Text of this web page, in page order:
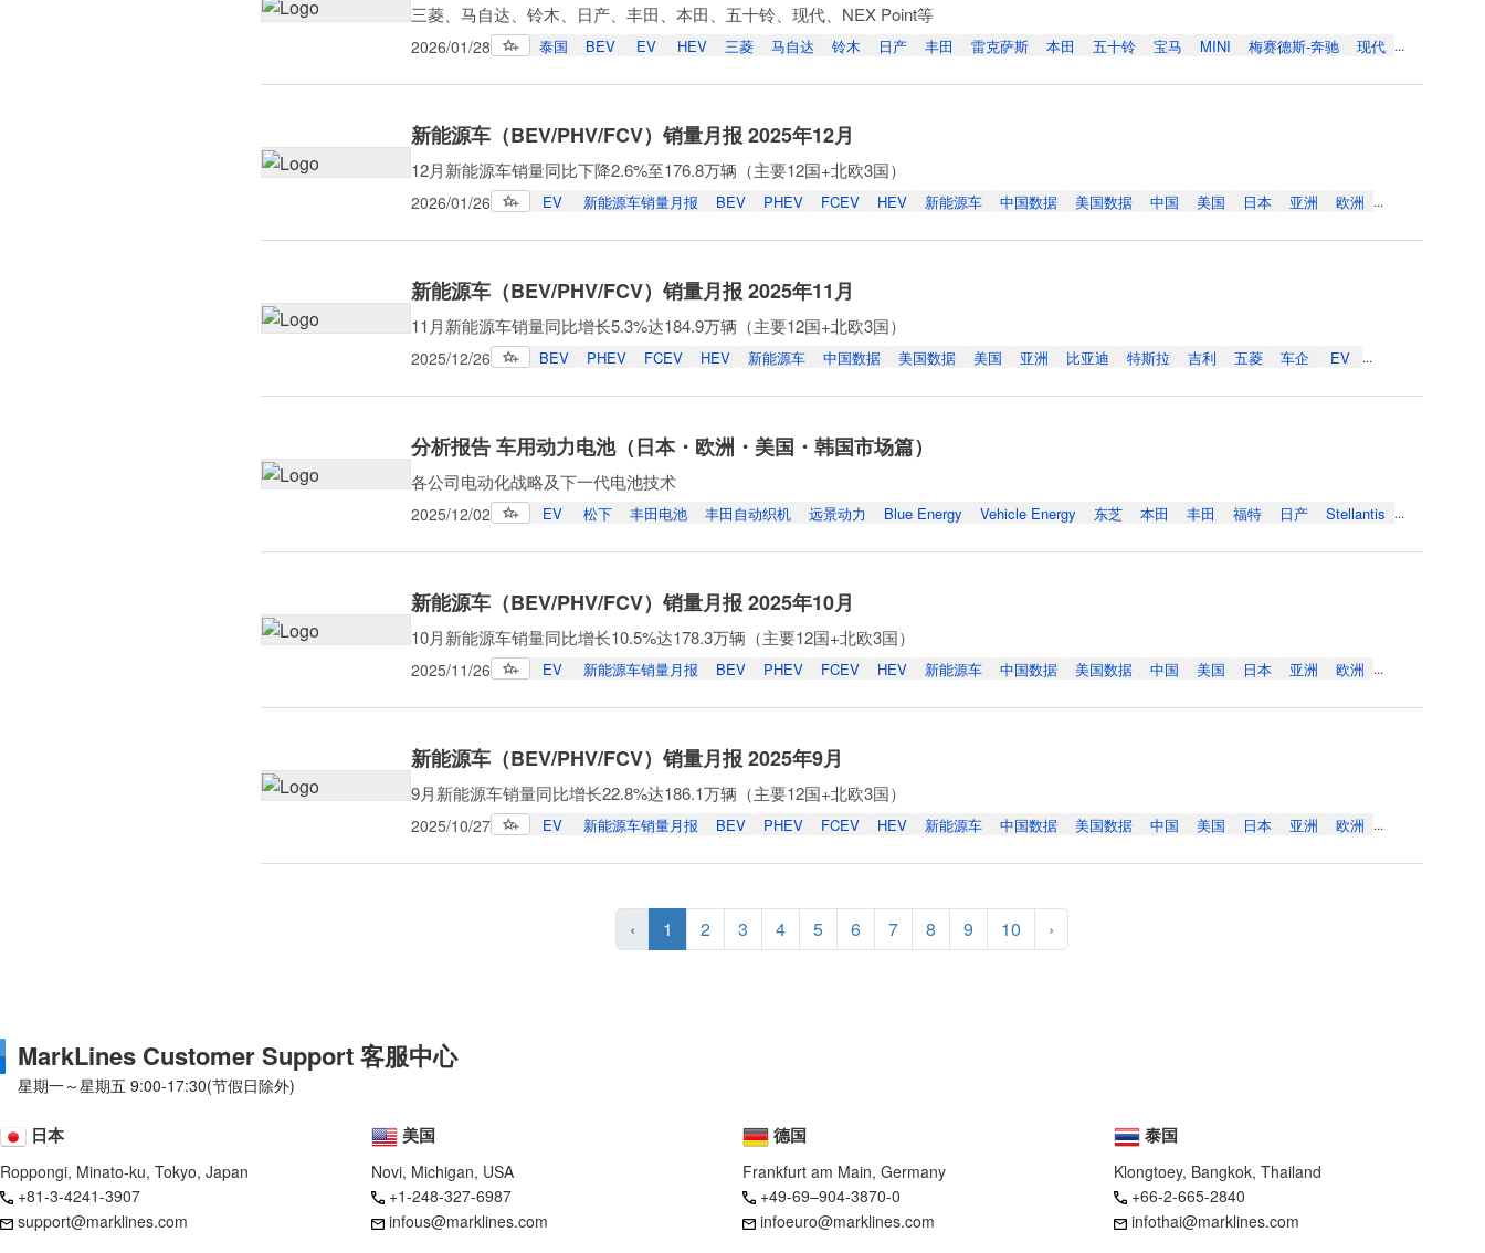
三菱、马自达、铃木、日产、丰田、本田、五十铃、现代、NEX Point等
2026/01/28 泰国 BEV EV HEV 三菱 马自达 铃木 日产 丰田 雷克萨斯 本田 五十铃 宝马 MINI 梅赛德斯-奔驰 现代 ...
新能源车（BEV/PHV/FCV）销量月报 2025年12月
12月新能源车销量同比下降2.6%至176.8万辆（主要12国+北欧3国）
2026/01/26 EV 新能源车销量月报 BEV PHEV FCEV HEV 新能源车 中国数据 美国数据 中国 美国 日本 亚洲 欧洲 ...
新能源车（BEV/PHV/FCV）销量月报 2025年11月
11月新能源车销量同比增长5.3%达184.9万辆（主要12国+北欧3国）
2025/12/26 BEV PHEV FCEV HEV 新能源车 中国数据 美国数据 美国 亚洲 比亚迪 特斯拉 吉利 五菱 车企 EV ...
分析报告 车用动力电池（日本・欧洲・美国・韩国市场篇）
各公司电动化战略及下一代电池技术
2025/12/02 EV 松下 丰田电池 丰田自动织机 远景动力 Blue Energy Vehicle Energy 东芝 本田 丰田 福特 日产 Stellantis ...
新能源车（BEV/PHV/FCV）销量月报 2025年10月
10月新能源车销量同比增长10.5%达178.3万辆（主要12国+北欧3国）
2025/11/26 EV 新能源车销量月报 BEV PHEV FCEV HEV 新能源车 中国数据 美国数据 中国 美国 日本 亚洲 欧洲 ...
新能源车（BEV/PHV/FCV）销量月报 2025年9月
9月新能源车销量同比增长22.8%达186.1万辆（主要12国+北欧3国）
2025/10/27 EV 新能源车销量月报 BEV PHEV FCEV HEV 新能源车 中国数据 美国数据 中国 美国 日本 亚洲 欧洲 ...
‹ 1 2 3 4 5 6 7 8 9 10 ›
MarkLines Customer Support 客服中心
星期一～星期五 9:00-17:30(节假日除外)
日本
Roppongi, Minato-ku, Tokyo, Japan
+81-3-4241-3907
support@marklines.com
美国
Novi, Michigan, USA
+1-248-327-6987
infous@marklines.com
德国
Frankfurt am Main, Germany
+49-69–904-3870-0
infoeuro@marklines.com
泰国
Klongtoey, Bangkok, Thailand
+66-2-665-2840
infothai@marklines.com